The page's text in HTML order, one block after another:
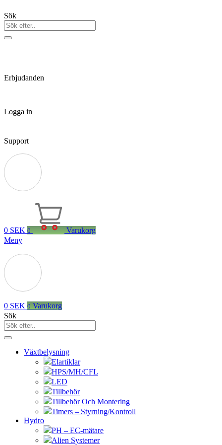
Sök
Erbjudanden
Logga in
Support
0 SEK 0
Varukorg
Meny
0 SEK 0 Varukorg
Sök
Växtbelysning
Elartiklar
HPS/MH/CFL
LED
Tillbehör
Tillbehör Och Montering
Timers – Styrning/Kontroll
Hydro
PH – EC-mätare
Alien Systemer